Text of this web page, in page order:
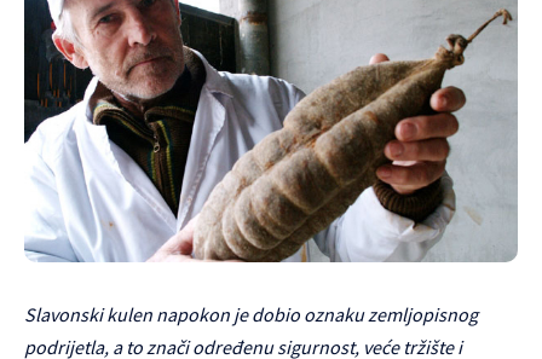
Slavonski kulen napokon je dobio oznaku zemljopisnog
podrijetla, a to znači određenu sigurnost, veće tržište i